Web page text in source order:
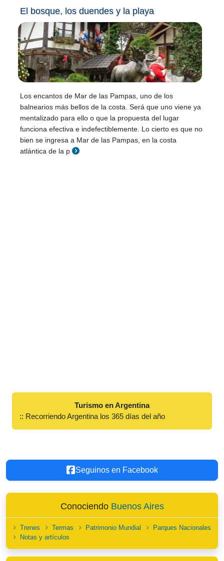
El bosque, los duendes y la playa
Los encantos de Mar de las Pampas, uno de los
balnearios más bellos de la costa. Será que uno viene ya
mentalizado para ello o que la propuesta del lugar
funciona efectiva e indefectiblemente. Lo cierto es que no
bien se ingresa a Mar de las Pampas, en la costa
atlántica de la p
Turismo en Argentina
:: Recorriendo Argentina los 365 días del año
Seguinos en Facebook
Conociendo Buenos Aires
Trenes Termas Patrimonio Mundial
Parques Nacionales
Notas y artículos